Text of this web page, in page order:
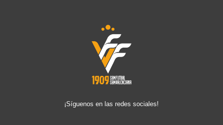
¡Síguenos en las redes sociales!